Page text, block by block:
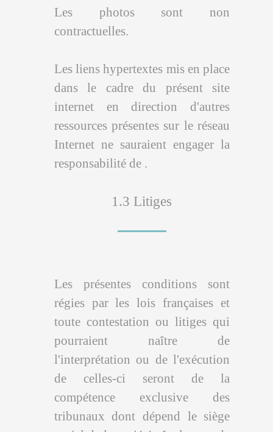
Les photos sont non
contractuelles.
Les liens hypertextes mis en place
dans le cadre du présent site
internet en direction d'autres
ressources présentes sur le réseau
Internet ne sauraient engager la
responsabilité de .
1.3 Litiges
Les présentes conditions sont
régies par les lois françaises et
toute contestation ou litiges qui
pourraient naître de
l'interprétation ou de l'exécution
de celles-ci seront de la
compétence exclusive des
tribunaux dont dépend le siège